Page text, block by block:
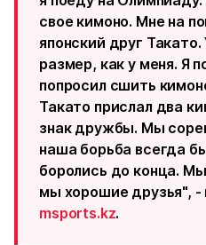
свое кимоно. Мне на
японский друг
размер, как у меня. Я
попросил сшить
Такато прислал два
знак дружбы. Мы
наша борьба всегда
боролись до конца.
мы хорошие друзья", -
msports.kz.